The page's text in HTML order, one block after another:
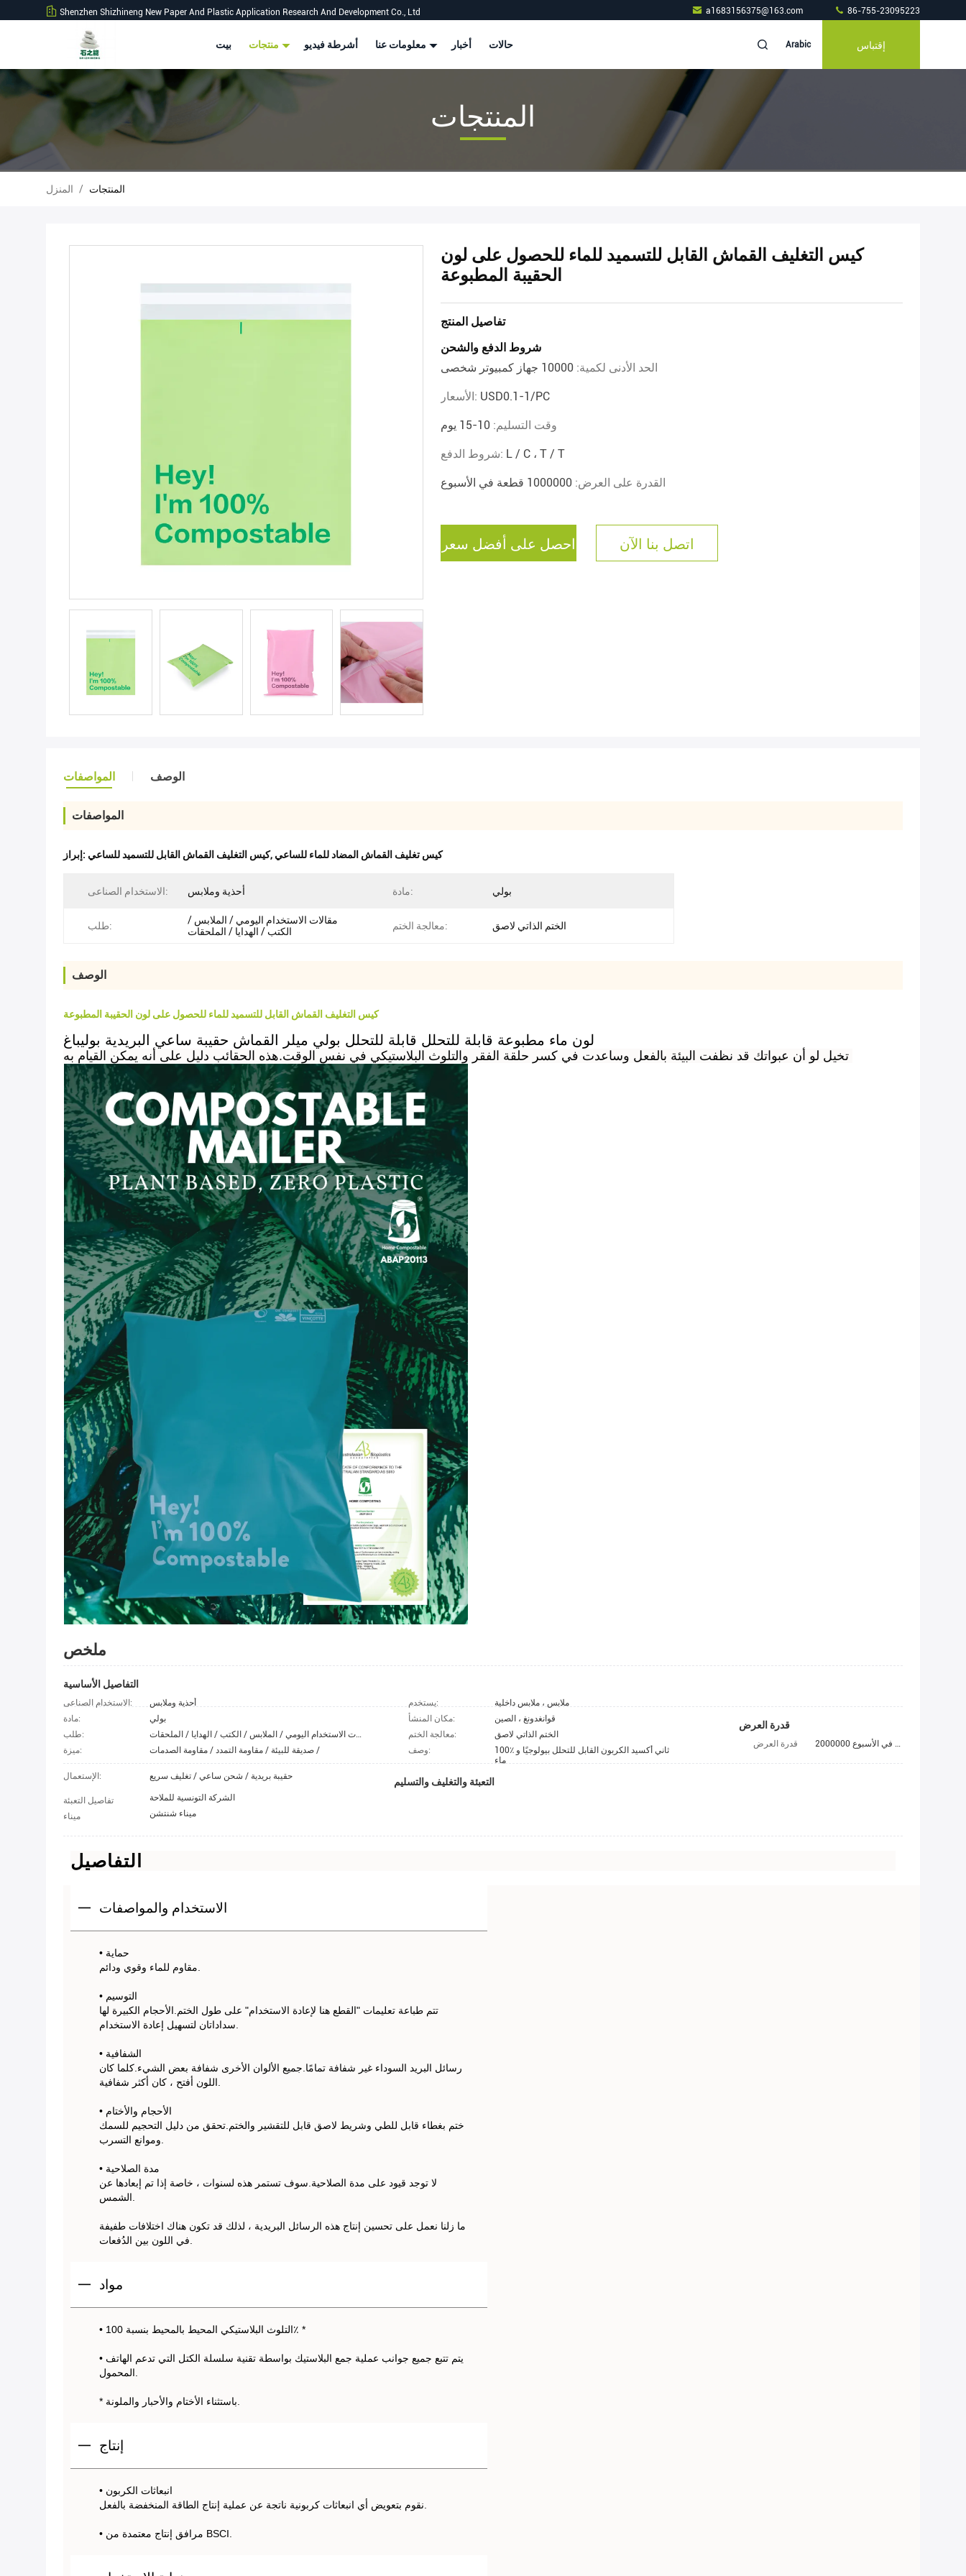
Shenzhen Shizhineng New Paper And Plastic Application Research And Development Co., Ltd a1683156375@163.com 86-755-23095223
بيت أشرطة فيديو أخبار حالات Arabic إقتباس
المنتجات
المنزل / المنتجات
كيس التغليف القماش القابل للتسميد للماء للحصول على لون
الحقيبة المطبوعة
تفاصيل المنتج
شروط الدفع والشحن
الحد الأدنى لكمية: 10000 جهاز كمبيوتر شخصى
الأسعار: USD0.1-1/PC
وقت التسليم: 10-15 يوم
شروط الدفع: L / C ، T / T
القدرة على العرض: 1000000 قطعة في الأسبوع
احصل على أفضل سعر اتصل بنا الآن
المواصفات الوصف
المواصفات
إبراز: كيس التغليف القماش القابل للتسميد للساعي, كيس تغليف القماش المضاد للماء للساعي
الاستخدام الصناعى: أحذية وملابس مادة: بولي
طلب:
مقالات الاستخدام اليومي / الملابس /
الكتب / الهدايا / الملحقات
معالجة الختم: الختم الذاتي لاصق
الوصف
كيس التغليف القماش القابل للتسميد للماء للحصول على لون الحقيبة المطبوعة
لون ماء مطبوعة قابلة للتحلل قابلة للتحلل بولي ميلر القماش حقيبة ساعي البريدية بوليباغ
ملخص
التفاصيل الأساسية
الاستخدام الصناعى: أحذية وملابس يستخدم:
ملابس ، ملابس داخلية
مادة:
بولي مكان المنشأ:
قوانغدونغ ، الصين
طلب:
مقالات الاستخدام اليومي / الملابس / الكتب / الهدايا / الملحقات معالجة الختم:
الختم الذاتي لاصق
ميزة:
صديقة للبيئة / مقاومة التمدد / مقاومة الصدمات / وصف:
100٪ ثاني أكسيد الكربون القابل للتحلل بيولوجيًا و
ماء
الإستعمال:
حقيبة بريدية / شحن ساعي / تغليف سريع
قدرة العرض
قدرة العرض 2000000 قطعة / قطعة في الأسبوع
التعبئة والتغليف والتسليم
تفاصيل التعبئة
الشركة التونسية للملاحة
ميناء
ميناء شنتشن
التفاصيل
الاستخدام والمواصفات
• حماية
• التوسيم
تتم طباعة تعليمات "القطع هنا لإعادة الاستخدام" على طول الختم.الأحجام الكبيرة لها
• الشفافية
رسائل البريد السوداء غير شفافة تمامًا.جميع الألوان الأخرى شفافة بعض الشيء.كلما كان
• الأحجام والأختام
ختم بغطاء قابل للطي وشريط لاصق قابل للتقشير والختم.تحقق من دليل التحجيم للسمك
• مدة الصلاحية
لا توجد قيود على مدة الصلاحية.سوف تستمر هذه لسنوات ، خاصة إذا تم إبعادها عن
ما زلنا نعمل على تحسين إنتاج هذه الرسائل البريدية ، لذلك قد تكون هناك اختلافات طفيفة
مواد
• التلوث البلاستيكي المحيط بالمحيط بنسبة 100٪ *
• يتم تتبع جميع جوانب عملية جمع البلاستيك بواسطة تقنية سلسلة الكتل التي تدعم الهاتف
إنتاج
• انبعاثات الكربون
• مرافق إنتاج معتمدة من BSCI.